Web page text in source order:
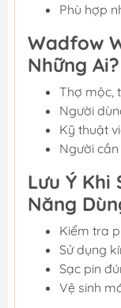
Phù hợp
Wadfow
Những Ai?
Thợ mộc,
Người
Kỹ thuật
Người
Lưu Ý Khi
Năng
Kiểm tra
Sử dụng
Sạc pin
Vệ sinh